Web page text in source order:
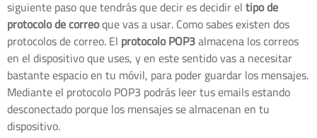
siguiente paso que tendrás que decir es decidir eltipo de
protocolo de correoque vas a usar. Como sabes existen dos
protocolos de correo. El protocolo POP3almacena los correos
en el dispositivo que uses, y en este sentido vas a necesitar
bastante espacio en tu móvil, para poder guardar los mensajes.
Mediante el protocolo POP3 podrás leer tus emails estando
desconectado porque los mensajes se almacenan en tu
dispositivo.